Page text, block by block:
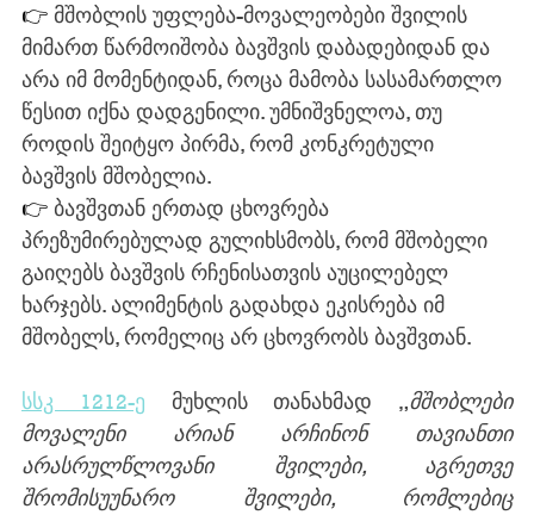
👉 მშობლის უფლება-მოვალეობები შვილის
მიმართ წარმოიშობა ბავშვის დაბადებიდან და
არა იმ მომენტიდან, როცა მამობა სასამართლო
წესით იქნა დადგენილი. უმნიშვნელოა, თუ
როდის შეიტყო პირმა, რომ კონკრეტული
ბავშვის მშობელია.
👉 ბავშვთან ერთად ცხოვრება
პრეზუმირებულად გულიხსმობს, რომ მშობელი
გაიღებს ბავშვის რჩენისათვის აუცილებელ
ხარჯებს. ალიმენტის გადახდა ეკისრება იმ
მშობელს, რომელიც არ ცხოვრობს ბავშვთან.
სსკ 1212-ე მუხლის თანახმად „მშობლები
მოვალენი არიან არჩინონ თავიანთი
არასრულწლოვანი შვილები, აგრეთვე
შრომისუუნარო შვილები, რომლებიც